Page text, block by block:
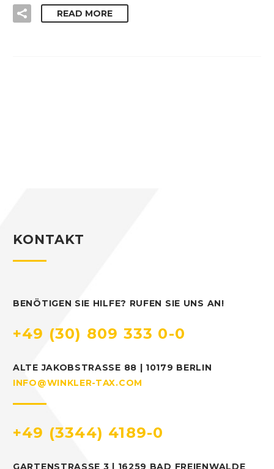
READ MORE
KONTAKT
BENÖTIGEN SIE HILFE? RUFEN SIE UNS AN!
+49 (30) 809 333 0-0
ALTE JAKOBSTRASSE 88 | 10179 BERLIN
INFO@WINKLER-TAX.COM
+49 (3344) 4189-0
GARTENSTRASSE 3 | 16259 BAD FREIENWALDE